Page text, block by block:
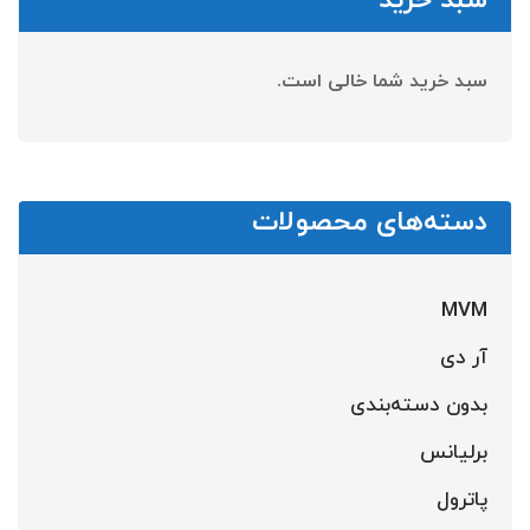
سبد خرید شما خالی است.
دسته‌های محصولات
MVM
آر دی
بدون دسته‌بندی
برلیانس
پاترول